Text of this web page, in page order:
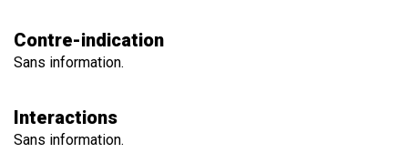
Contre-indication
Sans information.
Interactions
Sans information.